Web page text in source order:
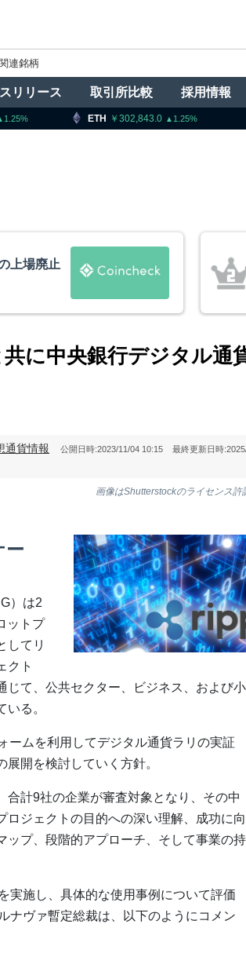
連銘柄
リリース 取引所比較 採用情報
302,843.0 1.25 XRP 163.56
採決が9
に中央銀行デジタル通
通貨情報 公開日時:2023/11/04 10:15 最終更新日時:
画像はShutterstockのライセンス許
ー
）は2
ットプ
してリ
クト
じて、公共セクター、ビジネス、および小
る。
ームを利用してデジタル通貨ラリの実証
開を検討していく方針。
計9社の企業が審査対象となり、その中
ジェクトの目的への深い理解、成功に向
ップ、段階的アプローチ、そして事業の持
実施し、具体的な使用事例について評価
ナヴァ暫定総裁は、以下のようにコメン